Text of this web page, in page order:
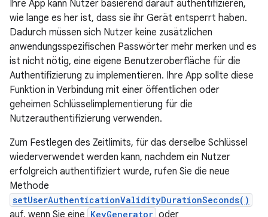
Ihre App kann Nutzer basierend darauf authentifizieren,
wie lange es her ist, dass sie ihr Gerät entsperrt haben.
Dadurch müssen sich Nutzer keine zusätzlichen
anwendungsspezifischen Passwörter mehr merken und es
ist nicht nötig, eine eigene Benutzeroberfläche für die
Authentifizierung zu implementieren. Ihre App sollte diese
Funktion in Verbindung mit einer öffentlichen oder
geheimen Schlüsselimplementierung für die
Nutzerauthentifizierung verwenden.
Zum Festlegen des Zeitlimits, für das derselbe Schlüssel
wiederverwendet werden kann, nachdem ein Nutzer
erfolgreich authentifiziert wurde, rufen Sie die neue
Methode
setUserAuthenticationValidityDurationSeconds()
auf, wenn Sie eine KeyGenerator oder